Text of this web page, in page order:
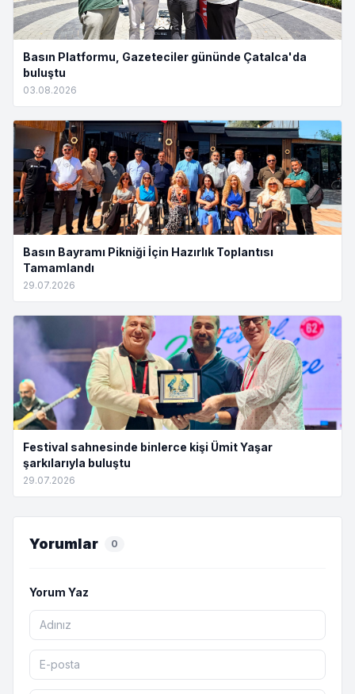
Basın Platformu, Gazeteciler gününde Çatalca'da
buluştu
03.08.2026
Basın Bayramı Pikniği İçin Hazırlık Toplantısı
Tamamlandı
29.07.2026
Festival sahnesinde binlerce kişi Ümit Yaşar
şarkılarıyla buluştu
29.07.2026
Yorumlar 0
Yorum Yaz